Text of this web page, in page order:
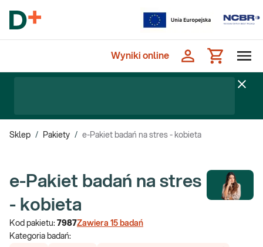
Wyniki online
Sklep / Pakiety / e-Pakiet badań na stres - kobieta
e-Pakiet badań na stres
- kobieta
Kod pakietu: 7987Zawiera 15 badań
Kategoria badań: